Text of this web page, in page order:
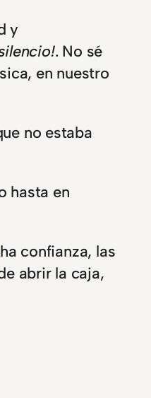
y
. No sé
en nuestro
no estaba
hasta en
confianza, las
abrir la caja,